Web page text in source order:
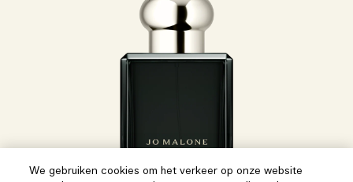
We gebruiken cookies om het verkeer op onze website